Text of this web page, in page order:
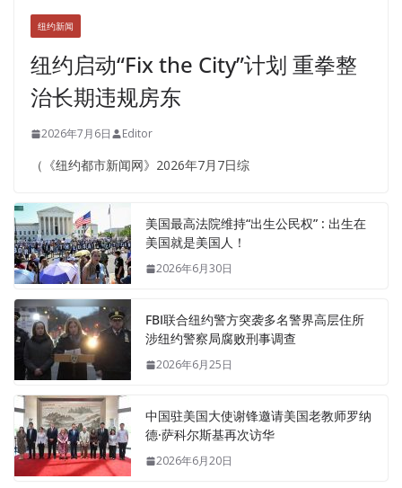
纽约新闻
纽约启动“Fix the City”计划 重拳整
治长期违规房东
2026年7月6日 Editor
（《纽约都市新闻网》2026年7月7日综
美国最高法院维持“出生公民权” : 出生在
美国就是美国人！
2026年6月30日
FBI联合纽约警方突袭多名警界高层住所
涉纽约警察局腐败刑事调查
2026年6月25日
中国驻美国大使谢锋邀请美国老教师罗纳
德·萨科尔斯基再次访华
2026年6月20日